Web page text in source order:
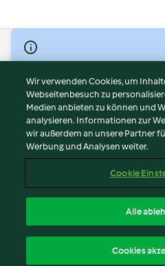
© Copyright 2026
Nutzungsbedingungen
Datenschutzrichtlinien
Disclaimer
Impressum
Cookies
Abo kündigen
Erklärung zur Barrierefreiheit
Wir verwenden Cookies, um
Webseitenbesuch zu
Medien anbieten zu können und
analysieren. Informationen zur
wir außerdem an unsere Partner
Werbung und Analysen weiter.
Cookie
Alle
Cookies